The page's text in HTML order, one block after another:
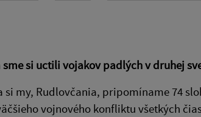
si uctili vojakov padlých v druhej
si my, Rudlovčania, pripomíname 74
vojnového konfliktu všetkých